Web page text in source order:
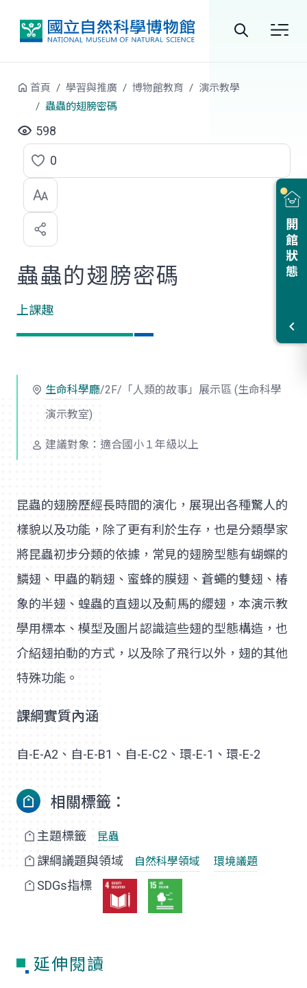
站
開館狀態
首頁 學習與推廣 博物館教育
演示教學
蟲蟲的翅膀密碼
598
點
選
喜
歡
0
蟲蟲的翅膀密碼
上課趣
生命科學廳/2F/「人類的故事」展示區 (生命科學
演示教室)
建議對象：適合國小１年級以上
昆蟲的翅膀歷經長時間的演化，展現出各種驚人的
樣貌以及功能，除了更有利於生存，也是分類學家
將昆蟲初步分類的依據，常見的翅膀型態有蝴蝶的
鱗翅、甲蟲的鞘翅、蜜蜂的膜翅、蒼蠅的雙翅、椿
象的半翅、蝗蟲的直翅以及薊馬的纓翅，本演示教
學用標本、模型及圖片認識這些翅的型態構造，也
介紹翅拍動的方式，以及除了飛行以外，翅的其他
特殊功能。
課綱實質內涵
自-E-A2、自-E-B1、自-E-C2、環-E-1、環-E-2
相關標籤：
主題標籤 昆蟲
課綱議題與領域 自然科學領域 環境議題
SDGs指標
延伸閱讀